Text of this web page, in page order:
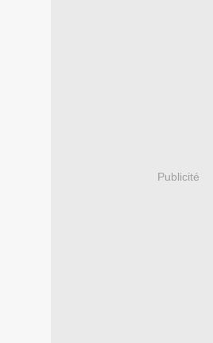
Publicité